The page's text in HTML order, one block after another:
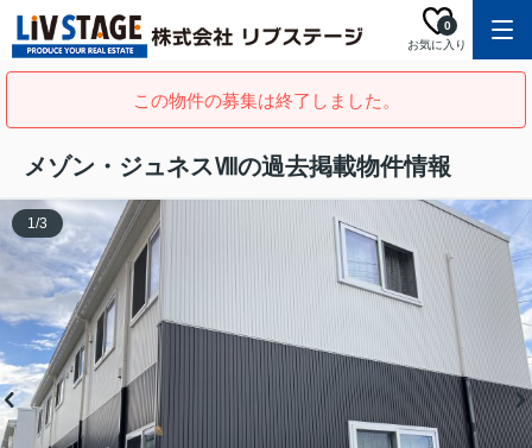
お気に入り
0
この物件の募集は終了しました。
メゾン・ジュネスⅧの過去掲載物件情報
1/3